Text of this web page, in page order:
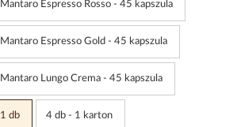
Mantaro Espresso Rosso - 45 kapszula
Mantaro Espresso Gold - 45 kapszula
Mantaro Lungo Crema - 45 kapszula
1 db 4 db - 1 karton